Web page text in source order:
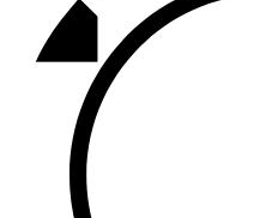
Базарлы матак
107,1 FM
Балык бистәсе
104,9 FM